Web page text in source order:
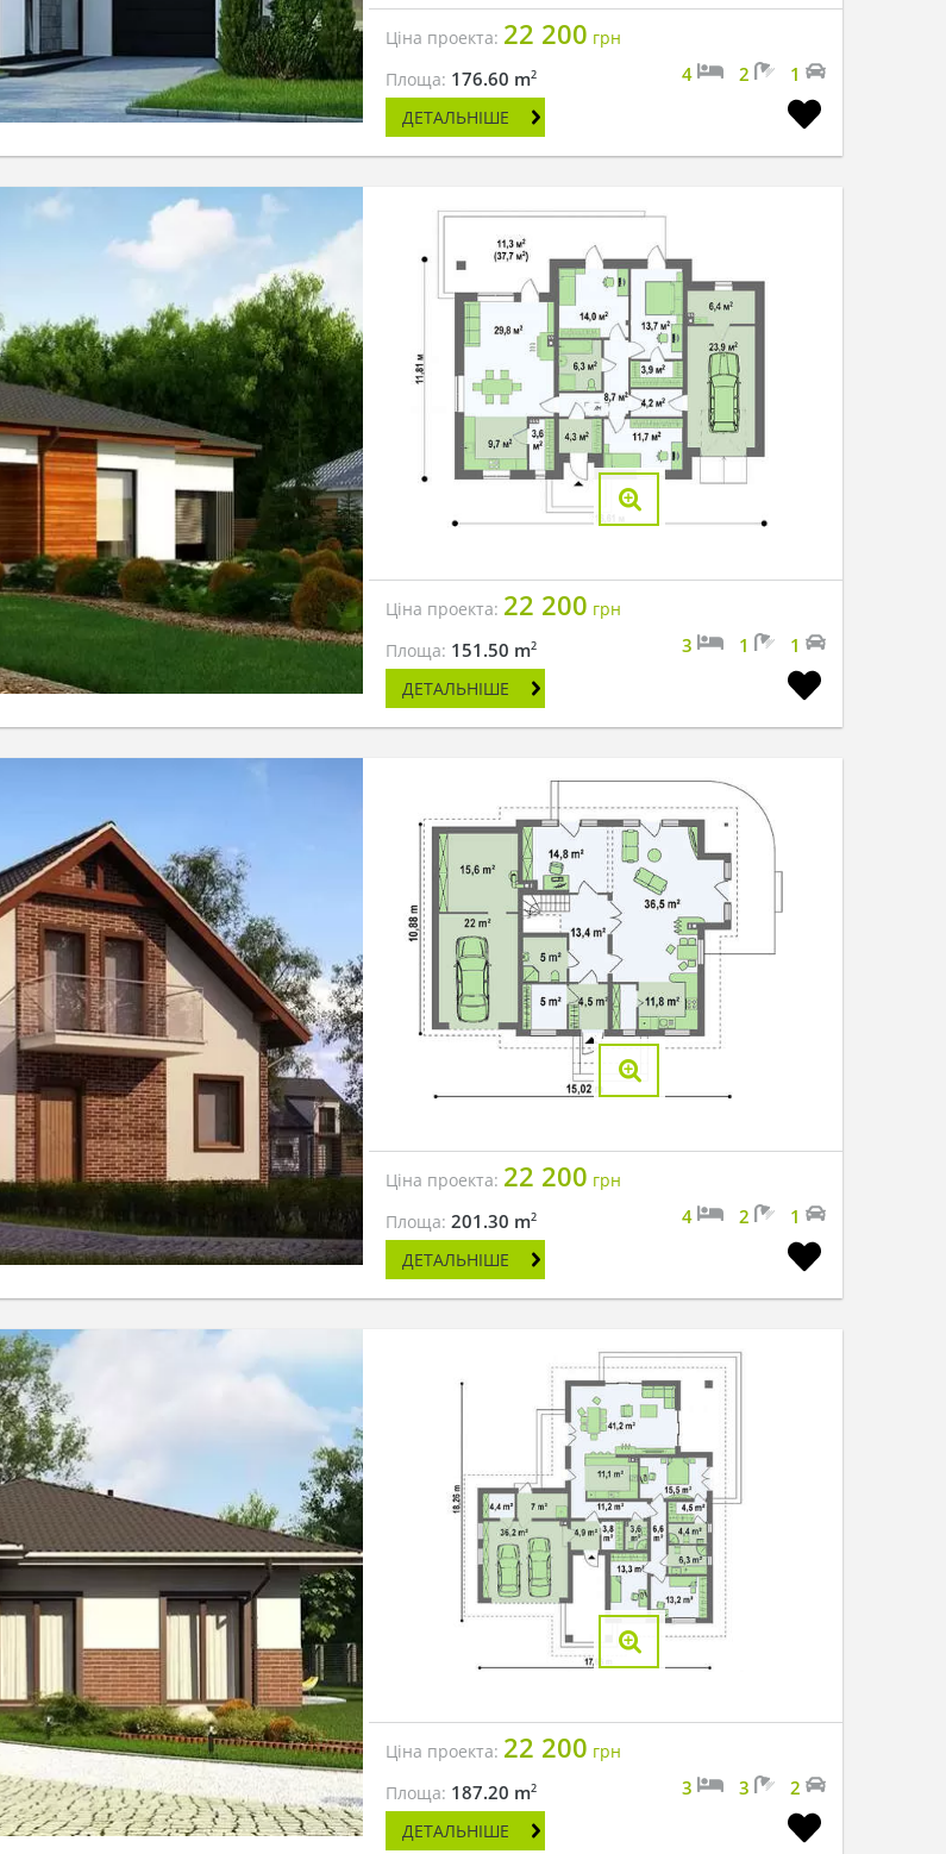
Ціна проекта: 22 200 грн
Площа: 176.60 m2 4 2 1
ДЕТАЛЬНІШЕ
Ціна проекта: 22 200 грн
Площа: 151.50 m2 3 1 1
ДЕТАЛЬНІШЕ
Ціна проекта: 22 200 грн
Площа:201.30 m2 4 2 1
ДЕТАЛЬНІШЕ
Ціна проекта: 22 200 грн
Площа: 187.20 m2 3 3 2
ДЕТАЛЬНІШЕ